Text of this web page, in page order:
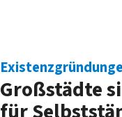
Großstädte